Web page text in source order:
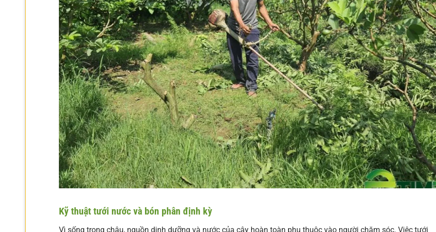
Kỹ thuật tưới nước và bón phân định kỳ
Vì sống trong chậu, nguồn dinh dưỡng và nước của cây hoàn toàn phụ thuộc vào người chăm sóc. Việc tưới